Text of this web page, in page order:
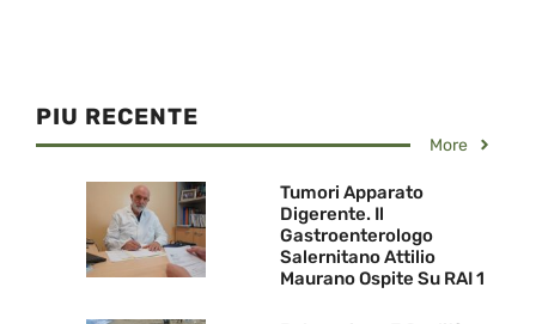
PIU RECENTE
More
Tumori Apparato
Digerente. Il
Gastroenterologo
Salernitano Attilio
Maurano Ospite Su RAI 1